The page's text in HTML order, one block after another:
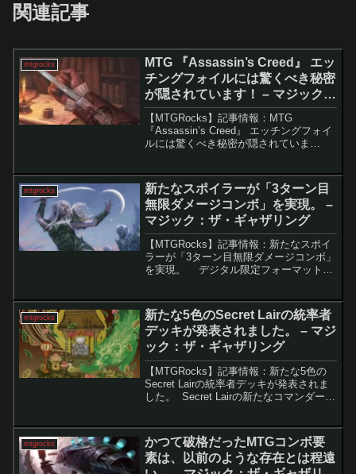
関連記事
mtgrocks
MTG 『Assassin’s Creed』 エッ
チングフォイルには驚くべき秘密
が隠されています！ – マジック：
ザ・ギャザリング
【MTGRocks】記事情報：MTG
『Assassin’s Creed』 エッチングフォイ
ルには驚くべき秘密が隠されていま
は多岐にわたり、プレイヤーがすべてを
把...
mtgrocks
新たなスポイラーが「3ターン目
無限ダメージコンボ」を実現。 –
マジック：ザ・ギャザリング
【MTGRocks】記事情報：新たなスポイ
ラーが「3ターン目無限ダメージコンボ」
を実現。 デジタル限定フォーマット
います。その中でも特に注目されている
のが...
mtgrocks
新たな5色のSecret Lairの統率者
デッキが発表されました。 – マジ
ック：ザ・ギャザリング
【MTGRocks】記事情報：新たな5色の
Secret Lairの統率者デッキが発表されま
した。 Secret Lairの新たなコマンダーデ
は過去の人気...
mtgrocks
かつて破格だったMTGコンボ要
素は、以前のような存在とは程遠